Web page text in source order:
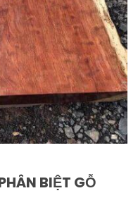
BIỆT GỖ